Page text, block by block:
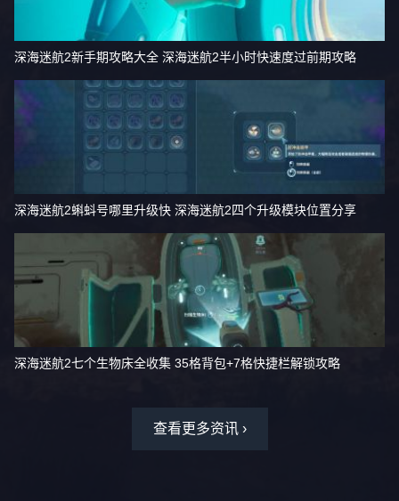
深海迷航2新手期攻略大全 深海迷航2半小时快速度过前期攻略
深海迷航2蝌蚪号哪里升级快 深海迷航2四个升级模块位置分享
深海迷航2七个生物床全收集 35格背包+7格快捷栏解锁攻略
查看更多资讯 ›